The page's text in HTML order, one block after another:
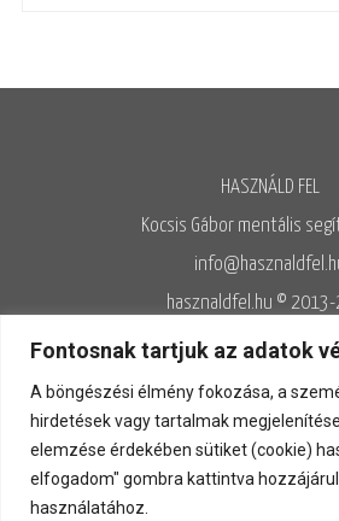
Fontosnak tartjuk az adatok
A böngészési élmény fokozása, a
hirdetések vagy tartalmak
elemzése érdekében sütiket (cookie)
elfogadom" gombra kattintva
használatához.
HASZNÁLD FEL
Kocsis Gábor mentális
hasznaldfel.hu ©
Írásaim szerzői jogi védelem alatt állnak,
Adatvédelmi szabályzatnak
Adatvédelem◊Adatkezelés◊Általános
Kapcsolat